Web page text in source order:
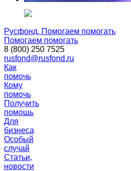
Русфонд. Помогаем помогать
Помогаем помогать
8 (800) 250 7525
rusfond@rusfond.ru
Как
помочь
Кому
помочь
Получить
помощь
Для
бизнеса
Особый
случай
Статьи,
новости